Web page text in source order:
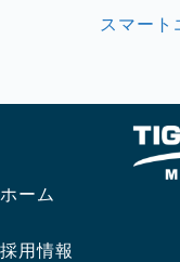
スマー
ホーム
採用情報